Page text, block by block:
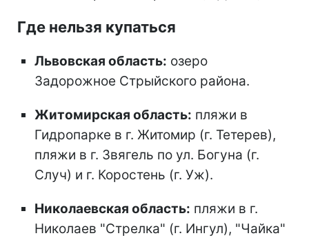
Где нельзя купаться
Львовская область: озеро
Задорожное Стрыйского района.
Житомирская область: пляжи в
Гидропарке в г. Житомир (г. Тетерев),
пляжи в г. Звягель по ул. Богуна (г.
Случ) и г. Коростень (г. Уж).
Николаевская область: пляжи в г.
Николаев "Стрелка" (г. Ингул), "Чайка"